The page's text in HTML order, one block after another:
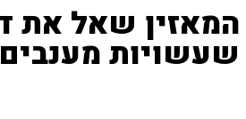
המאזין שאל את
שעשויות